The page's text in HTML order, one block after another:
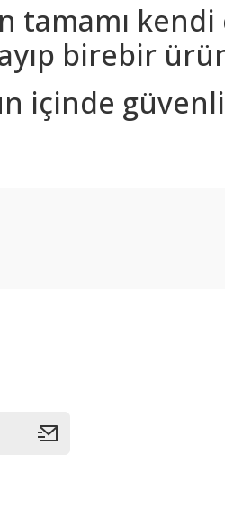
tamamı
birebir
içinde